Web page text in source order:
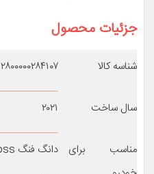
جزئیات محصول
شناسه کالا ۲۸۰۰۰۰۰۲۸۴۱۰۷
سال ساخت ۲۰۲۱
مناسب برای
دانگ فنگ HC Cross